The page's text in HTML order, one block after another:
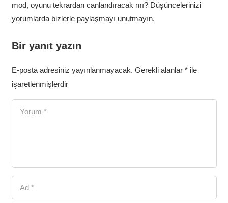
mod, oyunu tekrardan canlandıracak mı? Düşüncelerinizi
yorumlarda bizlerle paylaşmayı unutmayın.
Bir yanıt yazın
E-posta adresiniz yayınlanmayacak. Gerekli alanlar *ile
işaretlenmişlerdir